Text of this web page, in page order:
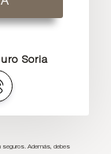
Soria
seguros. Además, debes